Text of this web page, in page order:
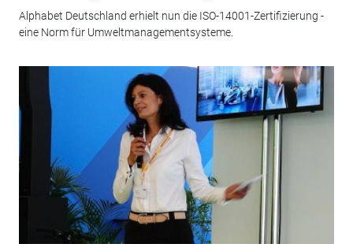
Alphabet Deutschland erhielt nun die ISO-14001-Zertifizierung -
eine Norm für Umweltmanagementsysteme.